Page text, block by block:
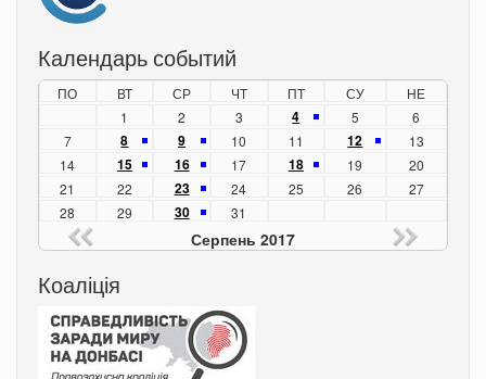
Календарь событий
ПО ВТ СР ЧТ ПТ СУ
НЕ
1
2 3 4 5
6
7
8 9 10 11 12
13
14
15 16 17 18 19
20
21
22 23 24 25 26
27
28
29 30 31
Серпень 2017
Коаліція